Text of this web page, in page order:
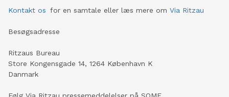
Kontakt os for en samtale eller læs mere om Via Ritzau
Besøgsadresse
Ritzaus Bureau
Store Kongensgade 14, 1264 København K
Danmark